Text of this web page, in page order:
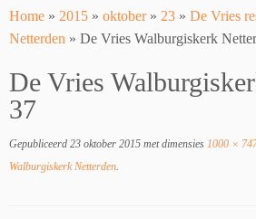
to
content
Home » 2015 » oktober » 23 » De Vries
Netterden » De Vries Walburgiskerk
De Vries
37
Gepubliceerd 23 oktober 2015 met dimensies 1000 ×
Walburgiskerk Netterden